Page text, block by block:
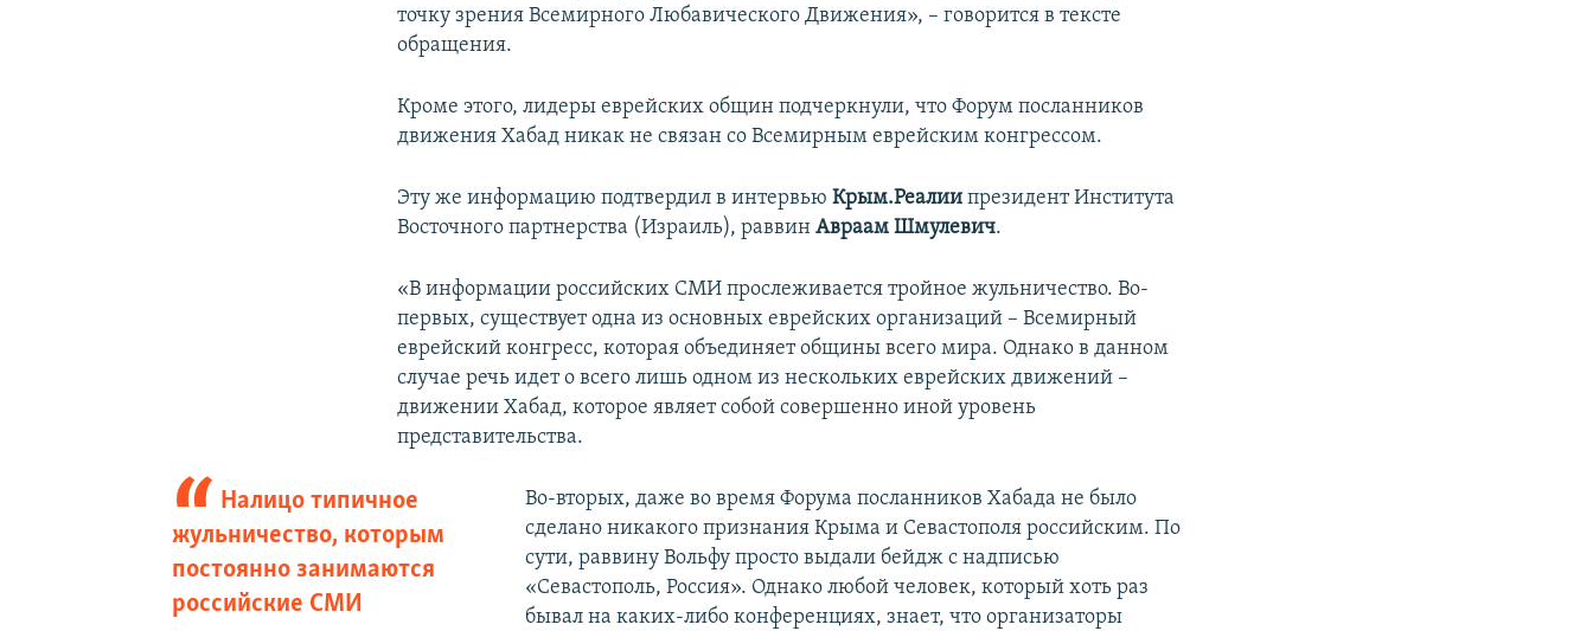
точку зрения Всемирного Любавического Движения», – говорится в тексте
обращения.
Кроме этого, лидеры еврейских общин подчеркнули, что Форум посланников
движения Хабад никак не связан со Всемирным еврейским конгрессом.
Эту же информацию подтвердил в интервьюКрым.Реалии президент Института
Восточного партнерства (Израиль), раввинАвраам Шмулевич.
«В информации российских СМИ прослеживается тройное жульничество. Во-
первых, существует одна из основных еврейских организаций – Всемирный
еврейский конгресс, которая объединяет общины всего мира. Однако в данном
случае речь идет о всего лишь одном из нескольких еврейских движений –
движении Хабад, которое являет собой совершенно иной уровень
представительства.
Налицо типичное
жульничество, которым
постоянно занимаются
российские СМИ
Во-вторых, даже во время Форума посланников Хабада не было
сделано никакого признания Крыма и Севастополя российским. По
сути, раввину Вольфу просто выдали бейдж с надписью
«Севастополь, Россия». Однако любой человек, который хоть раз
бывал на каких-либо конференциях, знает, что организаторы